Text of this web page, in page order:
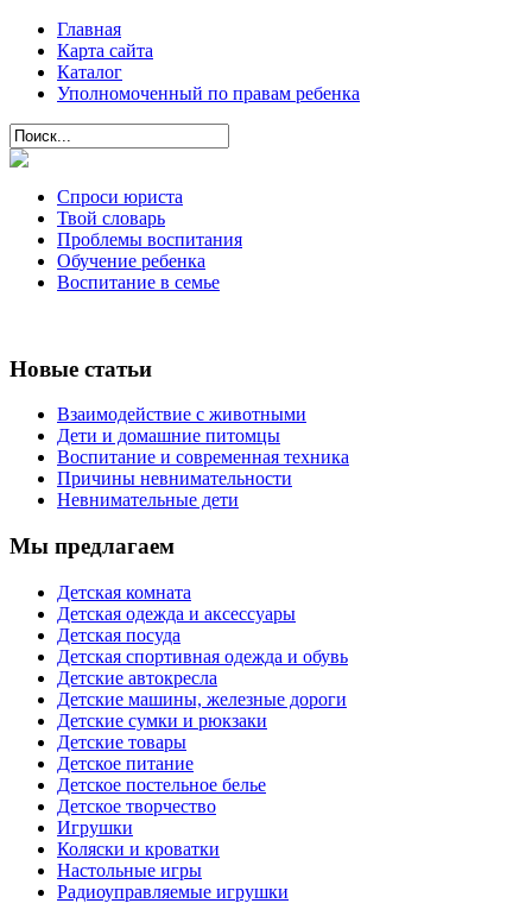
Главная
Карта сайта
Каталог
Уполномоченный по правам ребенка
Спроси юриста
Твой словарь
Проблемы воспитания
Обучение ребенка
Воспитание в семье
Новые статьи
Взаимодействие с животными
Дети и домашние питомцы
Воспитание и современная техника
Причины невнимательности
Невнимательные дети
Мы предлагаем
Детская комната
Детская одежда и аксессуары
Детская посуда
Детская спортивная одежда и обувь
Детские автокресла
Детские машины, железные дороги
Детские сумки и рюкзаки
Детские товары
Детское питание
Детское постельное белье
Детское творчество
Игрушки
Коляски и кроватки
Настольные игры
Радиоуправляемые игрушки